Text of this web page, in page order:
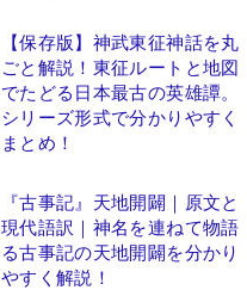
【保存版】神武東征神話を丸
ごと解説！東征ルートと地図
でたどる日本最古の英雄譚。
シリーズ形式で分かりやすく
まとめ！
『古事記』天地開闢｜原文と
現代語訳｜神名を連ねて物語
る古事記の天地開闢を分かり
やすく解説！